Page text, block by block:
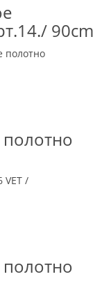
90сm
полотно
полотно